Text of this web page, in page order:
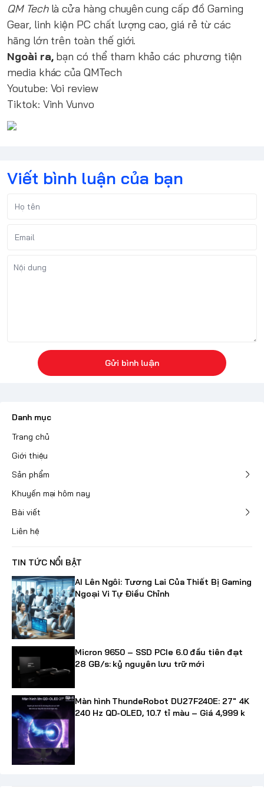
QM Techlà cửa hàng chuyên cung cấp đồ Gaming
Gear, linh kiện PC chất lượng cao, giá rẻ từ các
hãng lớn trên toàn thế giới.
Ngoài ra,bạn có thể tham khảo các phương tiện
media khác của QMTech
Youtube: Voi review
Tiktok: Vinh Vunvo
Viết bình luận của bạn
Gửi bình luận
Danh mục
Trang chủ
Giới thiệu
Sản phẩm
Khuyến mại hôm nay
Bài viết
Liên hệ
TIN TỨC NỔI BẬT
AI Lên Ngôi: Tương Lai Của Thiết Bị Gaming
Ngoại Vi Tự Điều Chỉnh
Micron 9650 – SSD PCIe 6.0 đầu tiên đạt
28 GB/s: kỷ nguyên lưu trữ mới
Màn hình ThundeRobot DU27F240E: 27" 4K
240 Hz QD-OLED, 10.7 tỉ màu – Giá 4,999 k